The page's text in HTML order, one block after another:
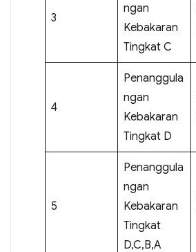
3
ngan
Kebakaran
Tingkat C
4
Penanggula
ngan
Kebakaran
Tingkat D
5
Penanggula
ngan
Kebakaran
Tingkat
D,C,B,A